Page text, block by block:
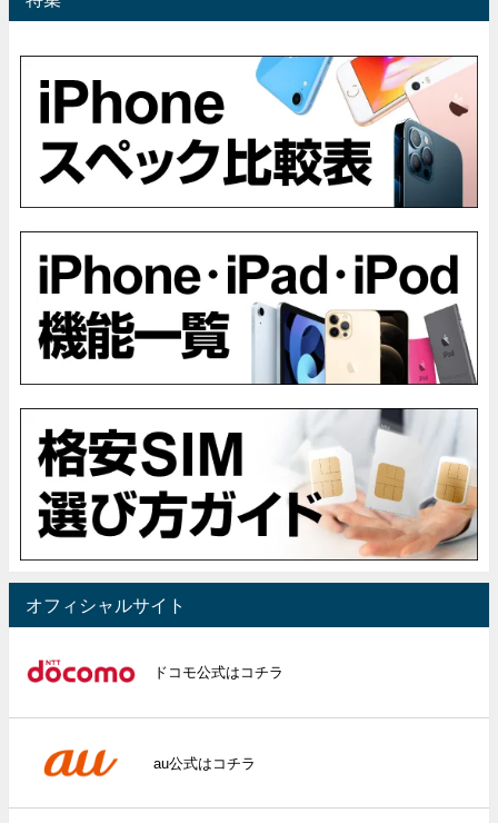
オフィシャルサイト
ドコモ公式はコチラ
au公式はコチラ